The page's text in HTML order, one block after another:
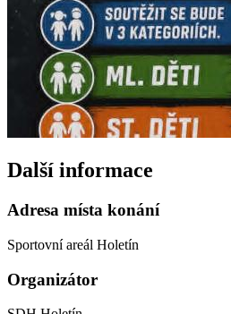
Další informace
Adresa místa konání
Sportovní areál Holetín
Organizátor